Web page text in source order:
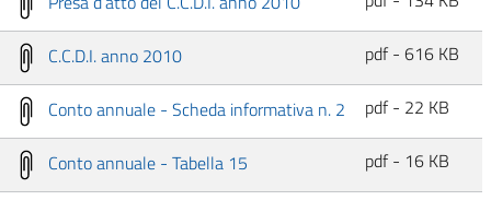
C.C.D.I. anno 2010 pdf - 616 KB
Conto annuale - Scheda informativa n. 2 pdf - 22 KB
Conto annuale - Tabella 15 pdf - 16 KB